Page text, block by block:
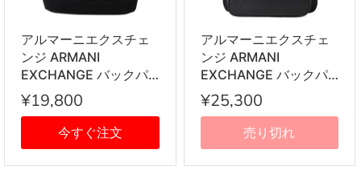
アルマーニエクスチェ
ンジ ARMANI
EXCHANGE バックパ
ック 952402 2R833
00020 リュックサック
ブラック
¥19,800
今すぐ注文
アルマーニエクスチェ
ンジ ARMANI
EXCHANGE バックパ
ック 952407 2R836
00020 リュックサック
ブラック
¥25,300
売り切れ